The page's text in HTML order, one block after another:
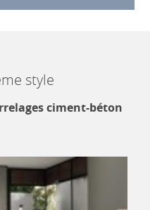
style
ciment-béton